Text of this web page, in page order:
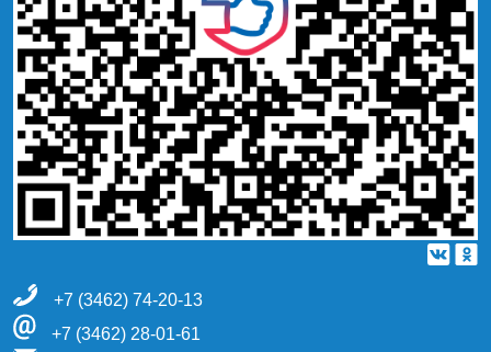
+7 (3462) 74-20-13
+7 (3462) 28-01-61